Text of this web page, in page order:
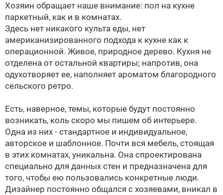
Хозяин обращает наше внимание: пол на кухне
паркетный, как и в комнатах.
Здесь нет никакого культа еды, нет
американизированного подхода к кухне как к
операционной. Живое, природное дерево. Кухня не
отделена от остальной квартиры; напротив, она
одухотворяет ее, наполняет ароматом благородного
сельского ретро.
Есть, наверное, темы, которые будут постоянно
возникать, коль скоро мы пишем об интерьере.
Одна из них - стандартное и индивидуальное,
авторское и шаблонное. Почти вся мебель, стоящая
в этих комнатах, уникальна. Она спроектирована
специально для данных стен и предназначена для
того, чтобы ею пользовались конкретные люди.
Дизайнер постоянно общался с хозяевами, вникал в